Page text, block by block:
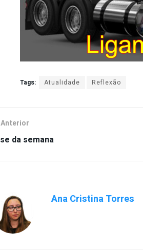
Tags: Atualidade Reflexão
da semana
Ana Cristina Torres